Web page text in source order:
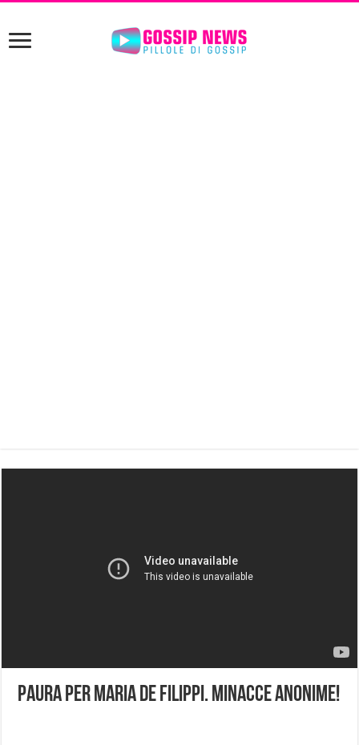
Paura per Maria De Filippi. Minacce anonime!